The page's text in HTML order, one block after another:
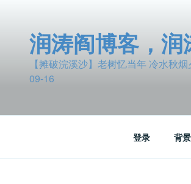
润涛阎博客，润
【摊破浣溪沙】老树忆当年 冷水秋
09-16
登录 背